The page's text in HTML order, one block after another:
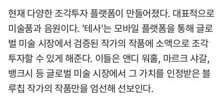
현재 다양한 조각투자 플랫폼이 만들어졌다. 대표적으로
미술품과 음원이다. '테사'는 모바일 플랫폼을 통해 글로
벌 미술 시장에서 검증된 작가의 작품에 소액으로 조각
투자할 수 있게 해준다. 이들은 앤디 워홀, 마르크 샤갈,
뱅크시 등 글로벌 미술 시장에서 그 가치를 인정받은 블
루칩 작가의 작품만을 엄선해 선보인다.